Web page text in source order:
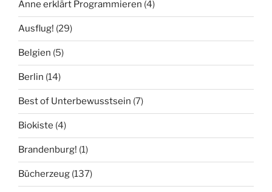
Anne erklärt Programmieren (4)
Ausflug! (29)
Belgien (5)
Berlin (14)
Best of Unterbewusstsein (7)
Biokiste (4)
Brandenburg! (1)
Bücherzeug (137)